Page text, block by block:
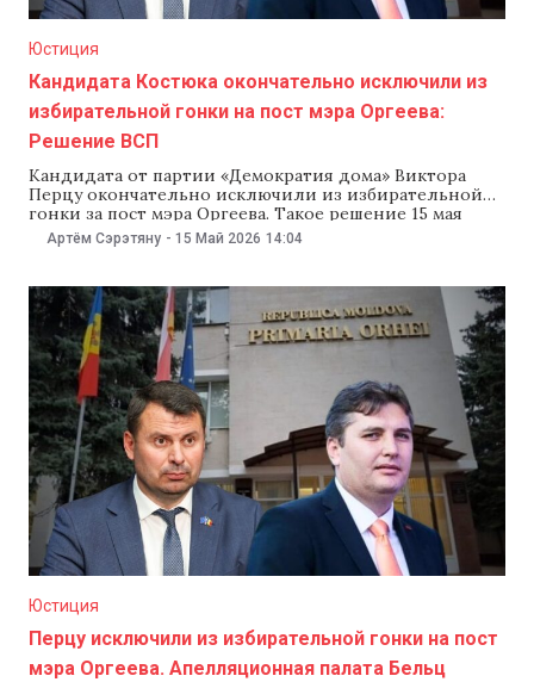
Юстиция
Кандидата Костюка окончательно исключили из
избирательной гонки на пост мэра Оргеева:
Решение ВСП
Кандидата от партии «Демократия дома» Виктора
Перцу окончательно исключили из избирательной
гонки за пост мэра Оргеева. Такое решение 15 мая
приняла Высшая судебная палата (ВСП). ВСП
отклонила иск партии «Демократия дома» и оставила
Апелляционная палата Бельц 12 мая отменила
решение суда первой инстанции и исключила
Артём Сэрэтяну - 15 Май 2026 14:04
Юстиция
Перцу исключили из избирательной гонки на пост
мэра Оргеева. Апелляционная палата Бельц